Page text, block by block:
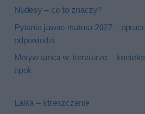
Nudesy – co to znaczy?
Pytania jawne matura 2027 –
odpowiedzi
Motyw tańca w literaturze –
epok
Lalka – streszczenie